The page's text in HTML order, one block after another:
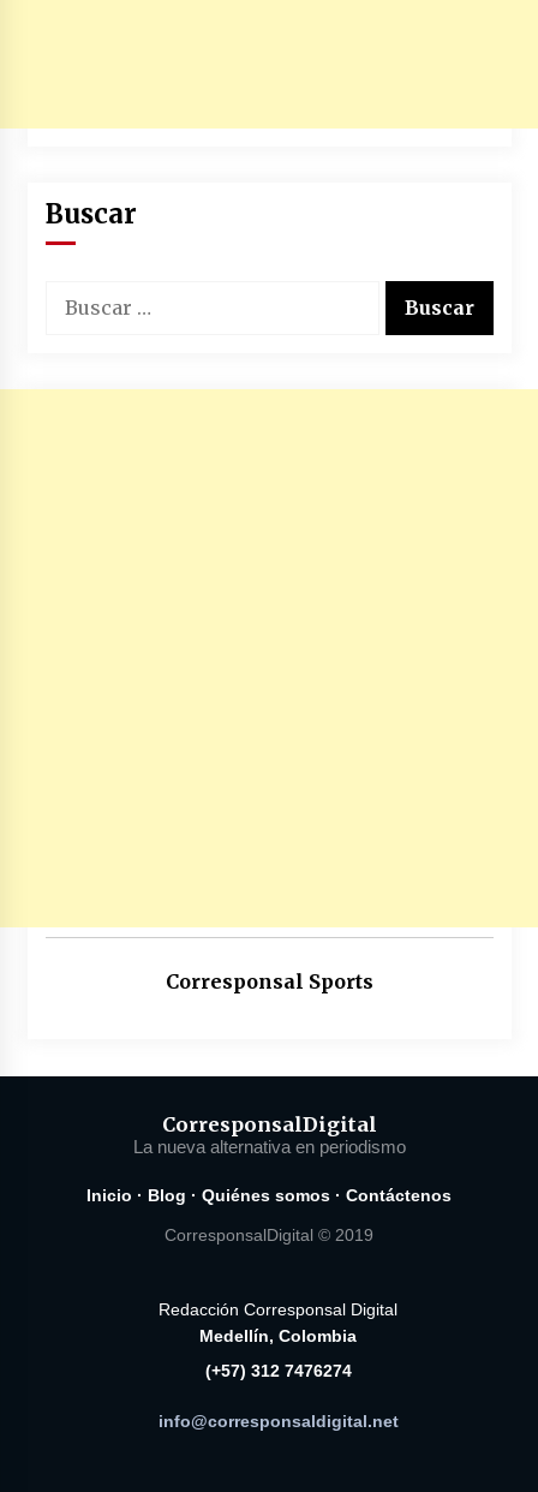
Buscar
Corresponsal Sports
CorresponsalDigital
La nueva alternativa en periodismo
Inicio · Blog · Quiénes somos · Contáctenos
CorresponsalDigital © 2019
Redacción Corresponsal Digital
Medellín, Colombia
(+57) 312 7476274
info@corresponsaldigital.net